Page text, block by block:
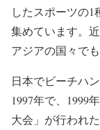
したスポーツの
集めています。
アジアの国々で
日本でビーチハ
1997年で、1999
大会」が行われた